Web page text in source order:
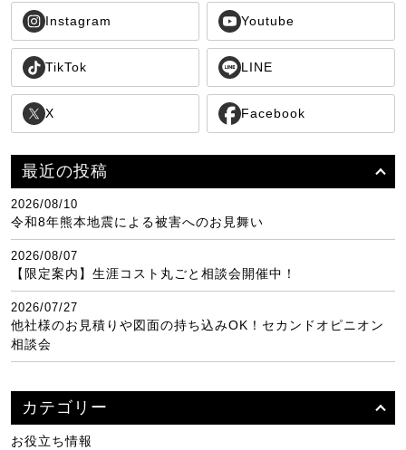
最近の投稿
2026/08/10
令和8年熊本地震による被害へのお見舞い
2026/08/07
【限定案内】生涯コスト丸ごと相談会開催中！
2026/07/27
他社様のお見積りや図面の持ち込みOK！セカンドオピニオン
相談会
カテゴリー
お役立ち情報
Instagram Youtube
TikTok LINE
X Facebook